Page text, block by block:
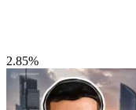
2.85%